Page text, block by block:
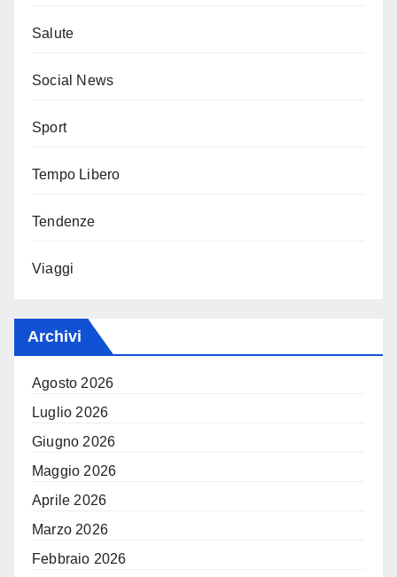
Salute
Social News
Sport
Tempo Libero
Tendenze
Viaggi
Archivi
Agosto 2026
Luglio 2026
Giugno 2026
Maggio 2026
Aprile 2026
Marzo 2026
Febbraio 2026